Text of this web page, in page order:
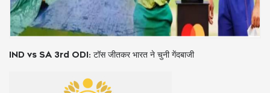
IND vs SA 3rd ODI: टॉस जीतकर भारत ने चुनी गेंदबाजी